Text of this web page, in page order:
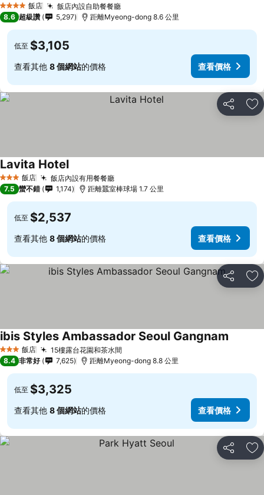
4 星級 飯店 飯店內設自助餐餐廳
8.6 超級讚 5,297 距離Myeong-dong 8.6 公里
低至 $3,105
查看其他 8 個網站的價格 查看價格
分享 加
3 星級 飯店 飯店內設有用餐餐廳
Lavita Hotel
7.5 蠻不錯 1,174 距離蠶室棒球場 1.7 公里
低至 $2,537
查看其他 8 個網站的價格 查看價格
分享 加
3 星級 飯店 15樓露台花園和茶水間
ibis Styles Ambassador Seoul Gangnam
8.4 非常好 7,625 距離Myeong-dong 8.8 公里
低至 $3,325
查看其他 8 個網站的價格 查看價格
分享 加